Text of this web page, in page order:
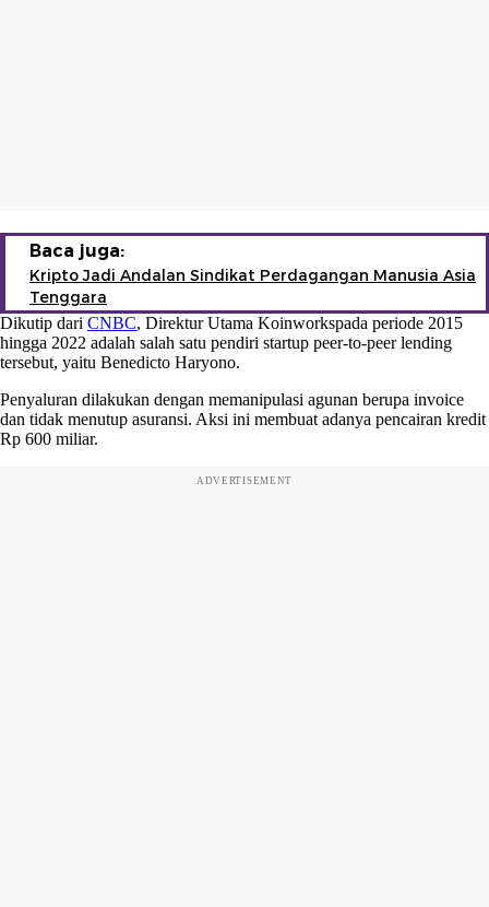
Baca juga:
Kripto Jadi Andalan Sindikat Perdagangan Manusia Asia
Tenggara
Dikutip dari CNBC, Direktur Utama Koinworkspada periode 2015
hingga 2022 adalah salah satu pendiri startup peer-to-peer lending
tersebut, yaitu Benedicto Haryono.
Penyaluran dilakukan dengan memanipulasi agunan berupa invoice
dan tidak menutup asuransi. Aksi ini membuat adanya pencairan kredit
Rp 600 miliar.
ADVERTISEMENT